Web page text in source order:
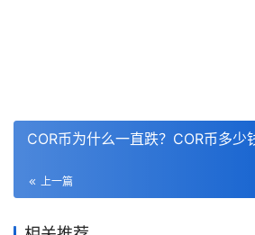
COR币为什么一直跌？COR币多少
上一篇